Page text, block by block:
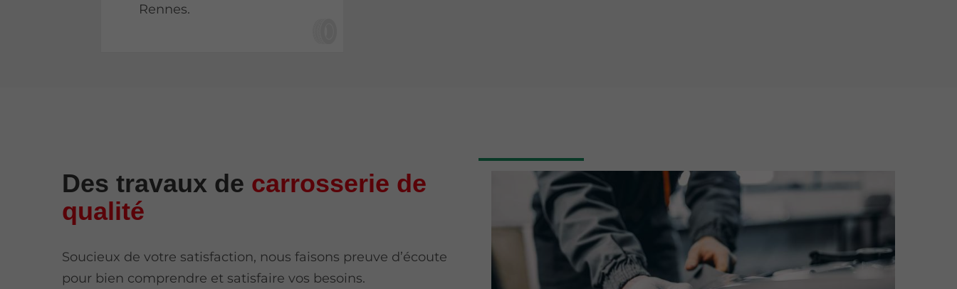
Rennes.
Des travaux de carrosserie de
qualité
Soucieux de votre satisfaction, nous faisons preuve d’écoute
pour bien comprendre et satisfaire vos besoins.